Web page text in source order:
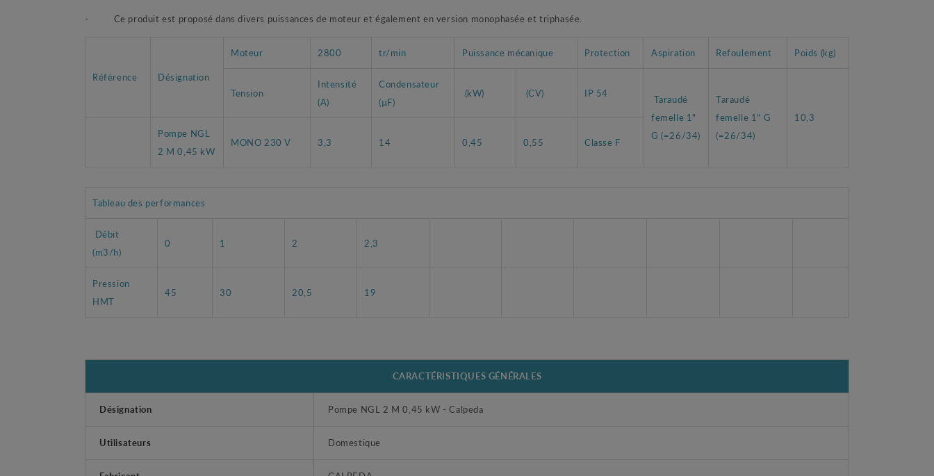
- Ce produit est proposé dans divers puissances de moteur et également en version monophasée et triphasée.
Référence Désignation
Moteur 2800 tr/min Puissance mécanique Protection Aspiration Refoulement Poids (kg)
Tension
Intensité
(A)
Condensateur
(µF)
(kW) (CV) IP 54
Taraudé
femelle 1"
G (=26/34)
Taraudé
femelle 1" G
(=26/34)
10,3
Pompe NGL
2 M 0,45 kW
MONO 230 V 3,3 14 0,45 0,55 Classe F
Tableau des performances
Débit
(m3/h)
0 1 2 2,3
Pression
HMT
45 30 20,5 19
CARACTÉRISTIQUES GÉNÉRALES
Désignation Pompe NGL 2 M 0,45 kW - Calpeda
Utilisateurs Domestique